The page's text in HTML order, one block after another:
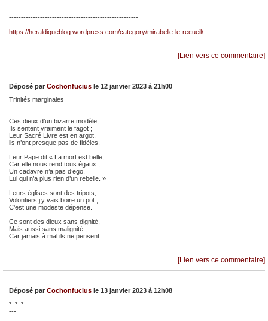
------------------------------------------------------
https://heraldiqueblog.wordpress.com/category/mirabelle-le-recueil/
[Lien vers ce commentaire]
Déposé par Cochonfucius le 12 janvier 2023 à 21h00
Trinités marginales
-----------------
Ces dieux d’un bizarre modèle,
Ils sentent vraiment le fagot ;
Leur Sacré Livre est en argot,
lls n’ont presque pas de fidèles.
Leur Pape dit « La mort est belle,
Car elle nous rend tous égaux ;
Un cadavre n’a pas d’ego,
Lui qui n’a plus rien d’un rebelle. »
Leurs églises sont des tripots,
Volontiers j’y vais boire un pot ;
C’est une modeste dépense.
Ce sont des dieux sans dignité,
Mais aussi sans malignité ;
Car jamais à mal ils ne pensent.
[Lien vers ce commentaire]
Déposé par Cochonfucius le 13 janvier 2023 à 12h08
* * *
---